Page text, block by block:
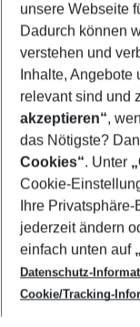
Footer
Footer
Über uns
AGB
Cookie-
Cookie-Richtlinie
Datenschutz
Service & Hilfe
Barrierefreies
Check-in
Folgen Sie uns
unsere Webseite
Dadurch können
verstehen und
Inhalte, Angebote
relevant sind und
akzeptieren“,
das Nötigste?
Cookies“. Unter
Cookie-
Ihre
jederzeit ändern
einfach unten auf
Datenschutz-
Cookie/Tracking-